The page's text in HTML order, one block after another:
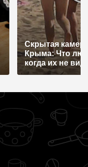
Скрытая
Крыма: Что
когда их не